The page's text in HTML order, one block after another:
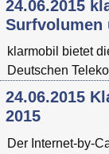
24.06.2015
Surfvolumen
klarmobil bietet
Deutschen
24.06.2015
2015
Der Internet-by-